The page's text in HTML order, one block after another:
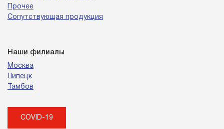
Прочее
Сопутствующая продукция
Наши филиалы
Москва
Липецк
Тамбов
COVID-19